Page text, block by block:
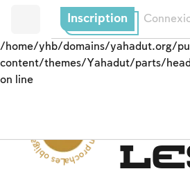
Inscription
/home/yhb/domains/yahadut.org/
content/themes/Yahadut/parts/
on line
Les obligations de l’homme envers son prochain --